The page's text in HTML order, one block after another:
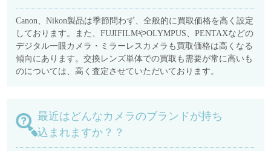
Canon、Nikon製品は季節問わず、全般的に買取価格を高く設定
しております。また、FUJIFILMやOLYMPUS、PENTAXなどの
デジタル一眼カメラ・ミラーレスカメラも買取価格は高くなる
傾向にあります。交換レンズ単体での買取も需要が常に高いも
のについては、高く査定させていただいております。
最近はどんなカメラのブランドが持ち
込まれますか？？